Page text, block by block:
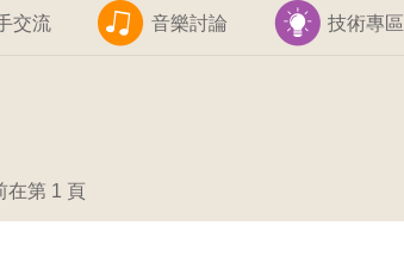
交流 音樂討論 技術專區
在第 1 頁